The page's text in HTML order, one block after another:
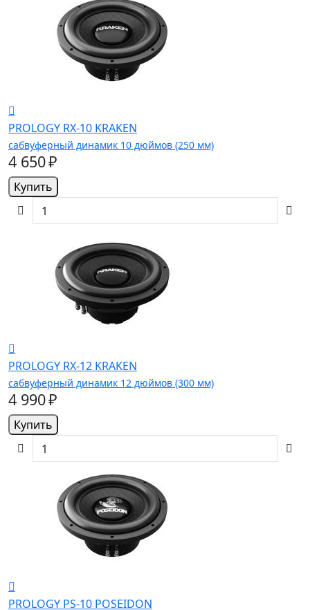
PROLOGY RX-10 KRAKEN
сабвуферный динамик 10 дюймов (250 мм)
4 650 ₽
Купить
PROLOGY RX-12 KRAKEN
сабвуферный динамик 12 дюймов (300 мм)
4 990 ₽
Купить
PROLOGY PS-10 POSEIDON